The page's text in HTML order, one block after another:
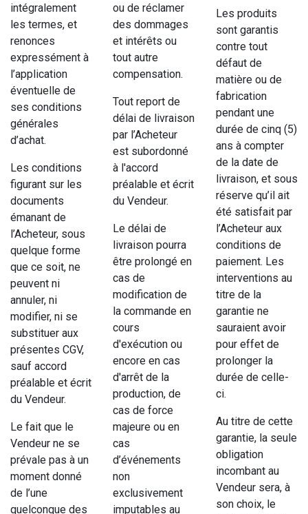
intégralement
les termes, et
renonces
expressément à
l’application
éventuelle de
ses conditions
générales
d’achat.
Les conditions
figurant sur les
documents
émanant de
l’Acheteur, sous
quelque forme
que ce soit, ne
peuvent ni
annuler, ni
modifier, ni se
substituer aux
présentes CGV,
sauf accord
préalable et écrit
du Vendeur.
Le fait que le
Vendeur ne se
prévale pas à un
moment donné
de l’une
quelconque des
ou de réclamer
des dommages
et intérêts ou
tout autre
compensation.
Tout report de
délai de livraison
par l’Acheteur
est subordonné
à l'accord
préalable et écrit
du Vendeur.
Le délai de
livraison pourra
être prolongé en
cas de
modification de
la commande en
cours
d'exécution ou
encore en cas
d'arrêt de la
production, de
cas de force
majeure ou en
cas
d’événements
non
exclusivement
imputables au
Les produits
sont garantis
contre tout
défaut de
matière ou de
fabrication
pendant une
durée de cinq (5)
ans à compter
de la date de
livraison, et sous
réserve qu’il ait
été satisfait par
l’Acheteur aux
conditions de
paiement. Les
interventions au
titre de la
garantie ne
sauraient avoir
pour effet de
prolonger la
durée de celle-
ci.
Au titre de cette
garantie, la seule
obligation
incombant au
Vendeur sera, à
son choix, le